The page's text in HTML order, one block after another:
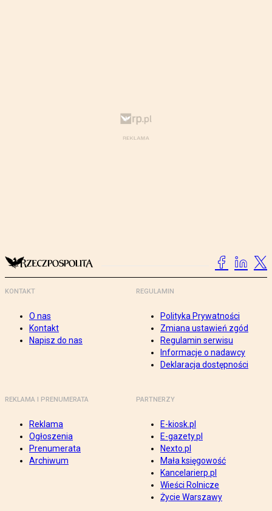
KONTAKT
O nas
Kontakt
Napisz do nas
REGULAMIN
Polityka Prywatności
Zmiana ustawień zgód
Regulamin serwisu
Informacje o nadawcy
Deklaracja dostępności
REKLAMA I PRENUMERATA
Reklama
Ogłoszenia
Prenumerata
Archiwum
PARTNERZY
E-kiosk.pl
E-gazety.pl
Nexto.pl
Mała księgowość
Kancelarierp.pl
Wieści Rolnicze
Życie Warszawy